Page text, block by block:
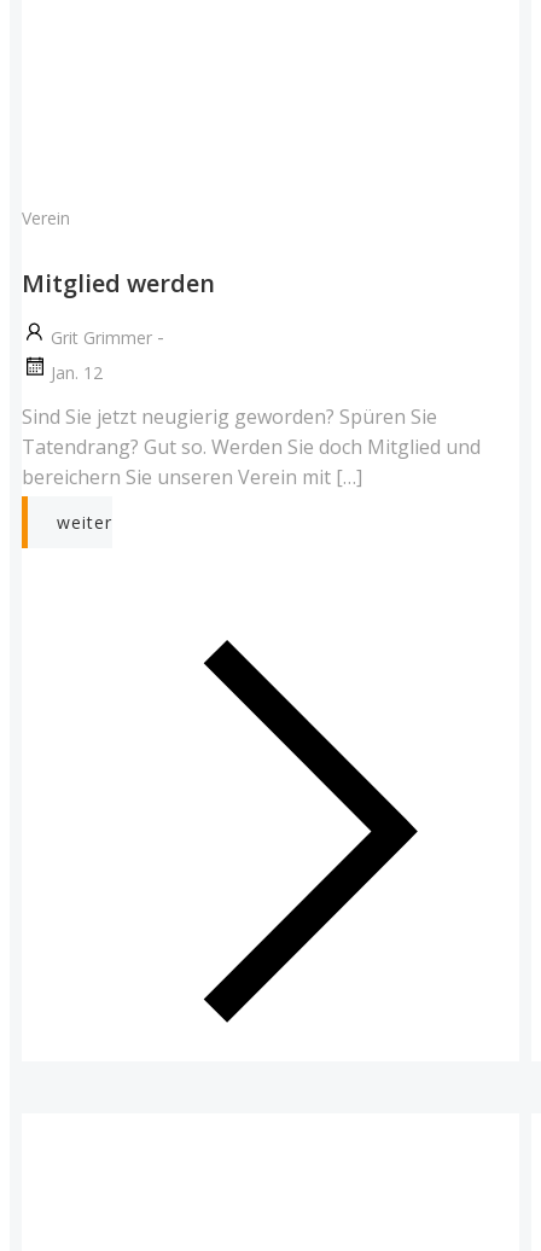
Verein
Mitglied werden
Grit Grimmer -
Jan. 12
Sind Sie jetzt neugierig geworden? Spüren Sie
Tatendrang? Gut so. Werden Sie doch Mitglied und
bereichern Sie unseren Verein mit […]
weiter